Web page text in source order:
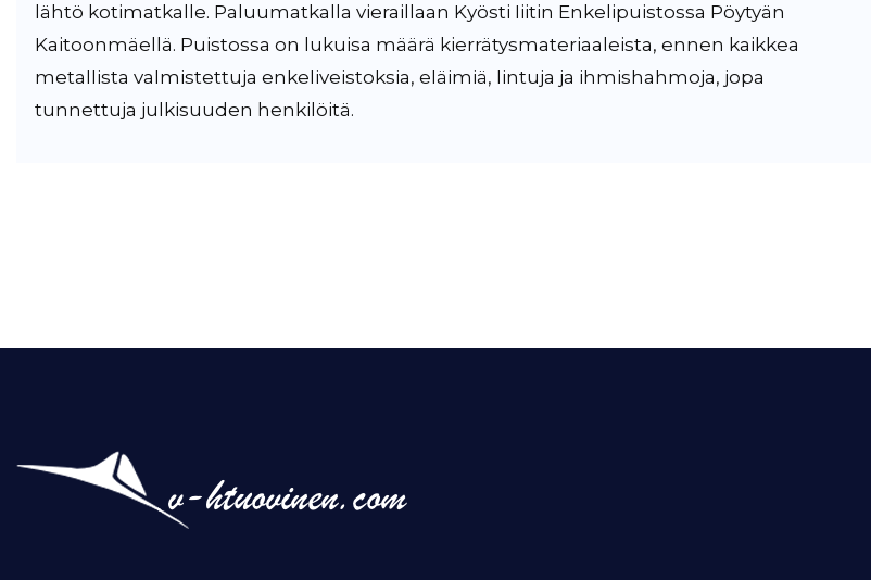
lähtö kotimatkalle. Paluumatkalla vieraillaan Kyösti Iiitin Enkelipuistossa Pöytyän
Kaitoonmäellä. Puistossa on lukuisa määrä kierrätysmateriaaleista, ennen kaikkea
metallista valmistettuja enkeliveistoksia, eläimiä, lintuja ja ihmishahmoja, jopa
tunnettuja julkisuuden henkilöitä.